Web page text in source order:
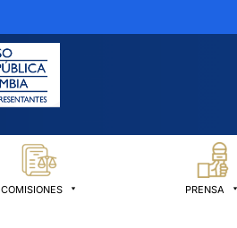
COMISIONES PRENSA